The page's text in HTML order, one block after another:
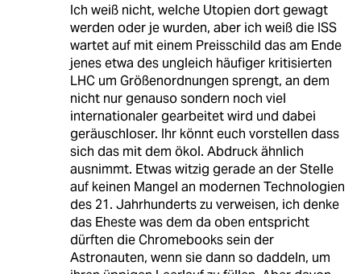
Ich weiß nicht, welche Utopien dort gewagt
werden oder je wurden, aber ich weiß die ISS
wartet auf mit einem Preisschild das am Ende
jenes etwa des ungleich häufiger kritisierten
LHC um Größenordnungen sprengt, an dem
nicht nur genauso sondern noch viel
internationaler gearbeitet wird und dabei
geräuschloser. Ihr könnt euch vorstellen dass
sich das mit dem ökol. Abdruck ähnlich
ausnimmt. Etwas witzig gerade an der Stelle
auf keinen Mangel an modernen Technologien
des 21. Jahrhunderts zu verweisen, ich denke
das Eheste was dem da oben entspricht
dürften die Chromebooks sein der
Astronauten, wenn sie dann so daddeln, um